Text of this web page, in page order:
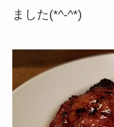
ました(*^-^*)